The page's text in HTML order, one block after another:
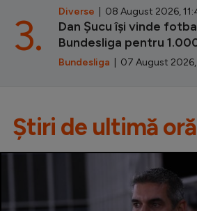
Diverse | 08 August 2026,
Dan Șucu își vinde
Bundesliga pentru
Bundesliga | 07 August 2026,
3.
Știri de ultimă